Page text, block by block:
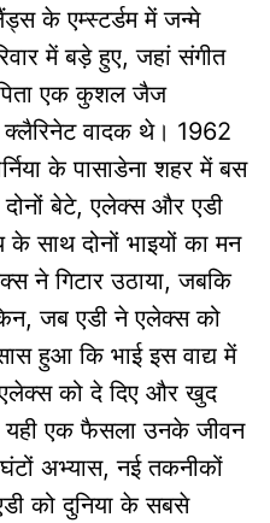
के एम्स्टर्डम में जन्मे
में बड़े हुए, जहां संगीत
एक कुशल जैज
क्लैरिनेट वादक थे। 1962
के पासाडेना शहर में बस
दोनों बेटे, एलेक्स और एडी
के साथ दोनों भाइयों का मन
ने गिटार उठाया, जबकि
जब एडी ने एलेक्स को
हुआ कि भाई इस वाद्य में
को दे दिए और खुद
यही एक फैसला उनके जीवन
अभ्यास, नई तकनीकों
को दुनिया के सबसे